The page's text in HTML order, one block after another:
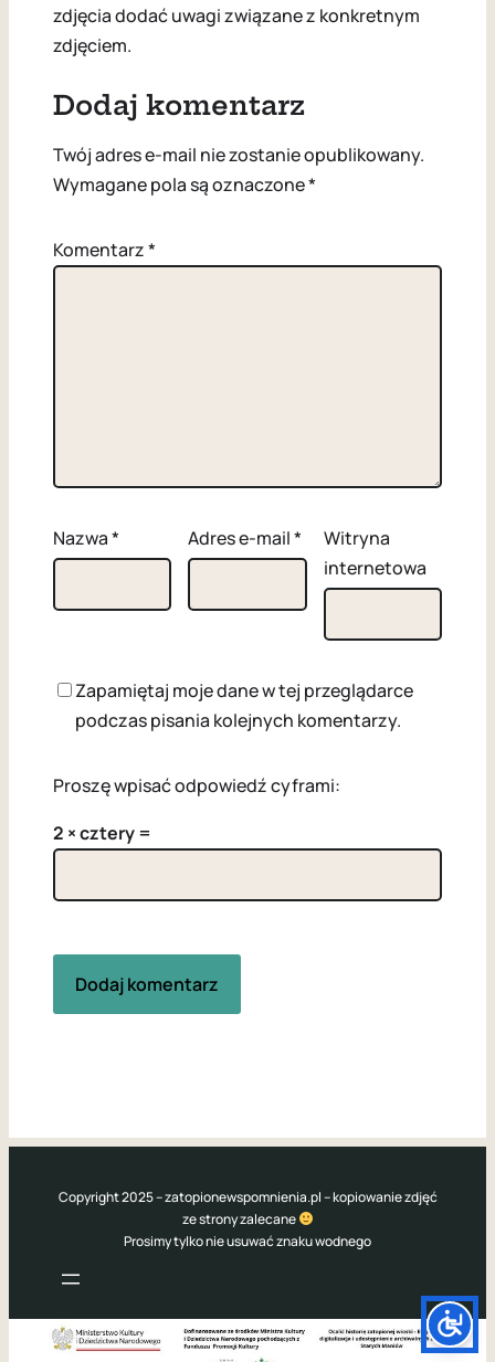
zdjęcia dodać uwagi związane z konkretnym
zdjęciem.
Dodaj komentarz
Twój adres e-mail nie zostanie opublikowany.
Wymagane pola są oznaczone*
Komentarz*
Nazwa* Adres e-mail*
Witryna
internetowa
Zapamiętaj moje dane w tej przeglądarce
podczas pisania kolejnych komentarzy.
Proszę wpisać odpowiedź cyframi:
2 × cztery =
Copyright 2025 – zatopionewspomnienia.pl – kopiowanie zdjęć
ze strony zalecane
Prosimy tylko nie usuwać znaku wodnego